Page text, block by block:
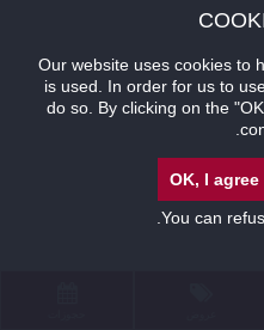
Our website uses cookies to
is used. In order for us to
do so. By clicking on the
OK, I agree
You can
.